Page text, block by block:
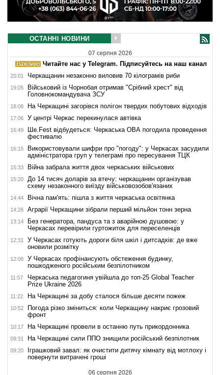
ОСТАННІ НОВИНИ
07 серпня 2026
Читайте нас у Telegram. Підписуйтесь на наш канал
20:01 Черкащанин незаконно виловив 70 кілограмів риби
19:05
Військовий із Чорнобая отримав "Срібний хрест" від
Головнокомандувача ЗСУ
18:08 На Черкащині загорівся полігон твердих побутових відходів
17:06 У центрі Черкас перекинулася автівка
16:49
Ше.Fest відбудеться: Черкаська ОВА погодила проведення
фестивалю
16:15
Використовували шифри про "погоду": у Черкасах засудили
адміністратора груп у телеграмі про пересування ТЦК
15:33 Війна забрала життя двох черкаських військових
15:20
До 14 тисяч доларів за втечу: черкащанин організував
схему незаконного виїзду військовозобов'язаних
14:44 Вічна пам'ять: пішла з життя черкаська освітянка
14:26 Аграрії Черкащини зібрали перший мільйон тонн зерна
13:14
Без генератора, пандуса та з аварійною душовою: у
Черкасах перевірили гуртожиток для переселенців
12:31
У Черкасах готують дороги біля шкіл і дитсадків: де вже
оновили розмітку
12:08
У Черкасах профінансують обстеження будинку,
пошкодженого російським безпілотником
11:57
Черкаська педагогиня увійшла до топ-25 Global Teacher
Prize Ukraine 2026
11:22 На Черкащині за добу сталося більше десяти пожеж
10:52
Погода різко зміниться: коли Черкащину накриє грозовий
фронт
10:17 На Черкащині провели в останню путь прикордонника
09:31 На Черкащині сили ППО знищили російський безпілотник
09:20
Іграшковий завал: як очистити дитячу кімнату від мотлоху і
повернути витрачені гроші
06 серпня 2026